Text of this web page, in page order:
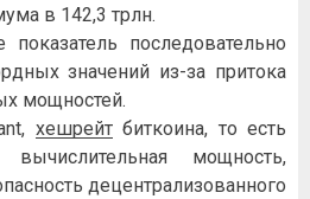
в 142,3 трлн.
показатель последовательно
значений из-за притока
мощностей.
хешрейтбиткоина, то есть
мощность,
децентрализованного